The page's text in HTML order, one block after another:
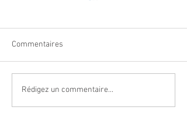
Qualité des eaux de
Commentaires
Rédigez un commentaire...